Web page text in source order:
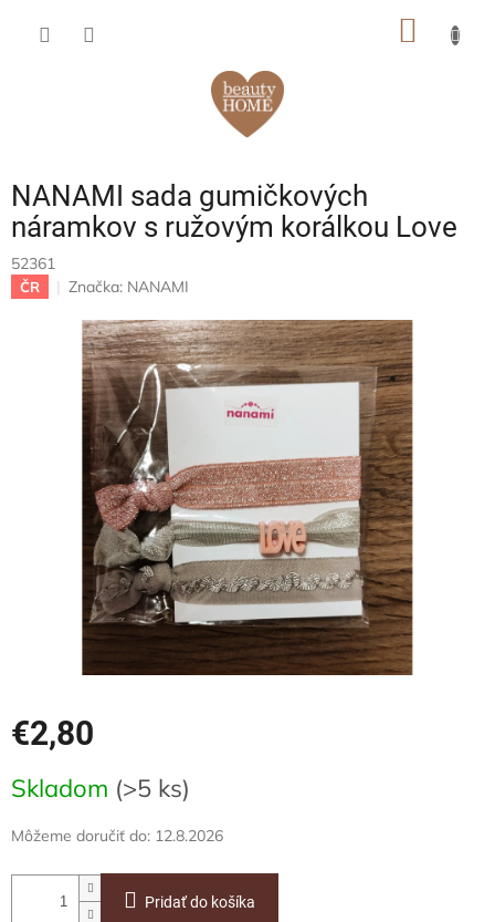
NANAMI sada gumičkových
náramkov s ružovým korálkou Love
52361
ČR Značka: NANAMI
€2,80
cena:
Skladom (>5 ks)
Môžeme doručiť do: 12.8.2026
Pridať do košíka